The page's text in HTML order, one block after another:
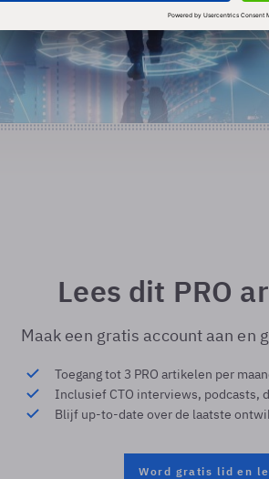
Lees dit PRO
Maak een gratis account aan en
Toegang tot 3 PRO artikelen per
Inclusief CTO interviews, podcasts,
Blijf up-to-date over de laatste
Word gratis lid en